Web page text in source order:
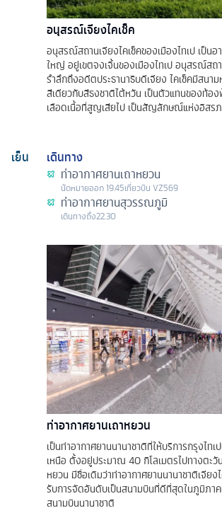
อนุสรณ์เจียงไคเช็ค
อนุสรณ์สถานเจียงไคเช็คของเมืองไทเป เป็น
ใหญ่ อยู่เขตจงเจิ้นของเมืองไทเป อนุสรณ์สถ
รำลึกถึงอดีตประธานาธิบดีเจียง ไคเช็คมีสนา
สีเดียวกับสีธงชาติไต้หวัน เป็นตัวแทนของท้อ
เลือดเนื้อที่สูญเสียไป เป็นสัญลักษณ์แห่งอิสร
เย็น
เดินทาง
ท่าอากาศยานเถาหยวน
นัดหมายออก19.45เที่ยวบิน VZ569
ท่าอากาศยานสุวรรณภูมิ
เดินทางถึง22.30
ท่าอากาศยานเถาหยวน
เป็นท่าอากาศยานนานาชาติที่ให้บริการกรุงไท
เหนือ ตั้งอยู่ประมาณ 40 กิโลเมตรไปทางตะวั
หยวน มีชื่อเดิมว่าท่าอากาศยานนานาชาติเจียง
รับการจัดอันดับเป็นสนามบินที่ดีที่สุดในภูมิภา
สนามบินนานาชาติ